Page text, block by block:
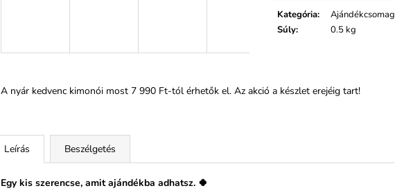
Kategória:
Ajándékcsomag
Súly: 0.5 kg
A nyár kedvenc kimonói most 7 990 Ft-tól érhetők el. Az akció a készlet erejéig tart!
Leírás Beszélgetés
Egy kis szerencse, amit ajándékba adhatsz. 🍀